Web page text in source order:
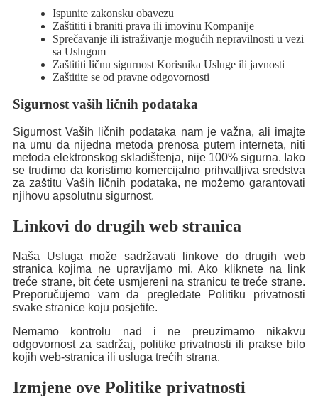
Ispunite zakonsku obavezu
Zaštititi i braniti prava ili imovinu Kompanije
Sprečavanje ili istraživanje mogućih nepravilnosti u vezi
sa Uslugom
Zaštititi ličnu sigurnost Korisnika Usluge ili javnosti
Zaštitite se od pravne odgovornosti
Sigurnost vaših ličnih podataka
Sigurnost Vaših ličnih podataka nam je važna, ali imajte
na umu da nijedna metoda prenosa putem interneta, niti
metoda elektronskog skladištenja, nije 100% sigurna. Iako
se trudimo da koristimo komercijalno prihvatljiva sredstva
za zaštitu Vaših ličnih podataka, ne možemo garantovati
njihovu apsolutnu sigurnost.
Linkovi do drugih web stranica
Naša Usluga može sadržavati linkove do drugih web
stranica kojima ne upravljamo mi. Ako kliknete na link
treće strane, bit ćete usmjereni na stranicu te treće strane.
Preporučujemo vam da pregledate Politiku privatnosti
svake stranice koju posjetite.
Nemamo kontrolu nad i ne preuzimamo nikakvu
odgovornost za sadržaj, politike privatnosti ili prakse bilo
kojih web-stranica ili usluga trećih strana.
Izmjene ove Politike privatnosti